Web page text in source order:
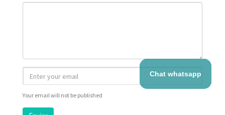
Your email will not be published
Chat whatsapp